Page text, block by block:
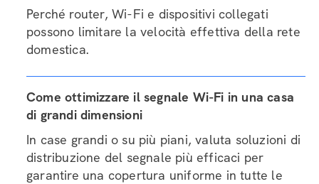
Perché router, Wi-Fi e dispositivi collegati
possono limitare la velocità effettiva della rete
domestica.
Come ottimizzare il segnale Wi-Fi in una casa
di grandi dimensioni
In case grandi o su più piani, valuta soluzioni di
distribuzione del segnale più efficaci per
garantire una copertura uniforme in tutte le